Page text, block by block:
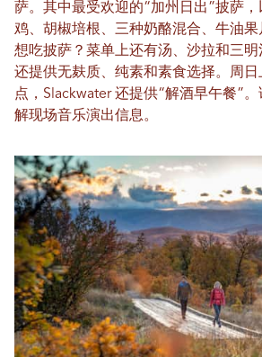
萨。其中最受欢迎的“加州日出”披萨
鸡、胡椒培根、三种奶酪混合、牛油
想吃披萨？菜单上还有汤、沙拉和三明
还提供无麸质、纯素和素食选择。周
点，Slackwater 还提供“解酒早午餐”
解现场音乐演出信息。